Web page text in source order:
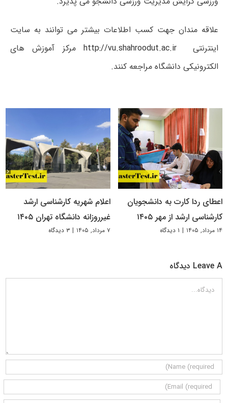
علاقه مندان جهت کسب اطلاعات بیشتر می توانند به سایت
اینترنتی http://vu.shahroodut.ac.irمرکز آموزش های
الکترونیکی دانشگاه مراجعه کنند.
اعطای ردا کارت به دانشجویان
کارشناسی ارشد از مهر ۱۴۰۵
۱۴ مرداد, ۱۴۰۵ | ۱ دیدگاه
اعلام شهریه کارشناسی ارشد
غیرروزانه دانشگاه تهران ۱۴۰۵
۷ مرداد, ۱۴۰۵ | ۳ دیدگاه
Leave A دیدگاه
دیدگاه